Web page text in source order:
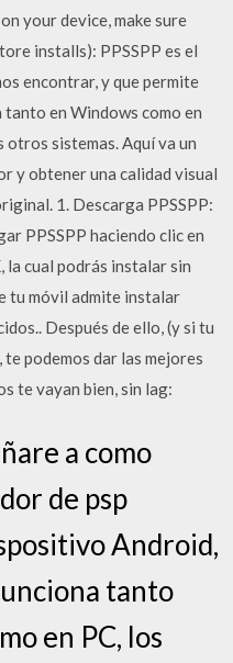
your device, make sure
installs): PPSSPP es el
encontrar, y que permite
en Windows como en
sistemas. Aquí va un
y obtener una calidad visual
1. Descarga PPSSPP:
PPSSPP haciendo clic en
la cual podrás instalar sin
tu móvil admite instalar
Después de ello, (y si tu
podemos dar las mejores
te vayan bien, sin lag:
a como
de psp
Android,
tanto
en PC, los